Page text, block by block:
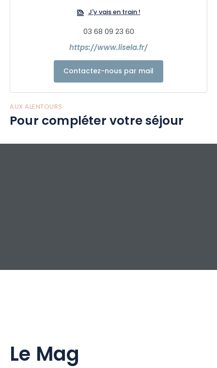
sport…).
Nous proposons également des coffrets cadeaux inédites
dans les plus belles villes du Grand Est et des micro-
aventures 100% locales et éco-responsables !
Partez sans plus attendre à la découverte du Grand Est
J'y vais en train !
03 68 09 23 60
https://www.lisela.fr/
Contactez-nous par mail
AUX ALENTOURS
Pour compléter votre séjour
Le Mag